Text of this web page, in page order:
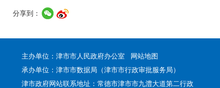
分享到：
主办单位：津市市人民政府办公室 网站地图
承办单位：津市市数据局（津市市行政审批服务局）
津市政府网站联系地址：常德市津市市九澧大道第二行政